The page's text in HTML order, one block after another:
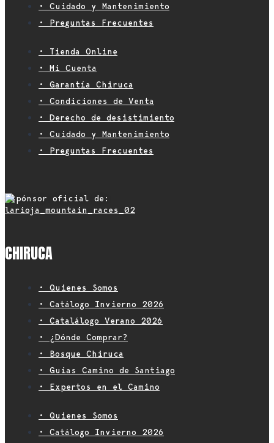
• Cuidado y Mantenimiento
• Preguntas Frecuentes
• Tienda Online
• Mi Cuenta
• Garantía Chiruca
• Condiciones de Venta
• Derecho de desistimiento
• Cuidado y Mantenimiento
• Preguntas Frecuentes
Espónsor oficial de:
CHIRUCA
• Quienes Somos
• Catálogo Invierno 2026
• Catalálogo Verano 2026
• ¿Dónde Comprar?
• Bosque Chiruca
• Guías Camino de Santiago
• Expertos en el Camino
• Quienes Somos
• Catálogo Invierno 2026